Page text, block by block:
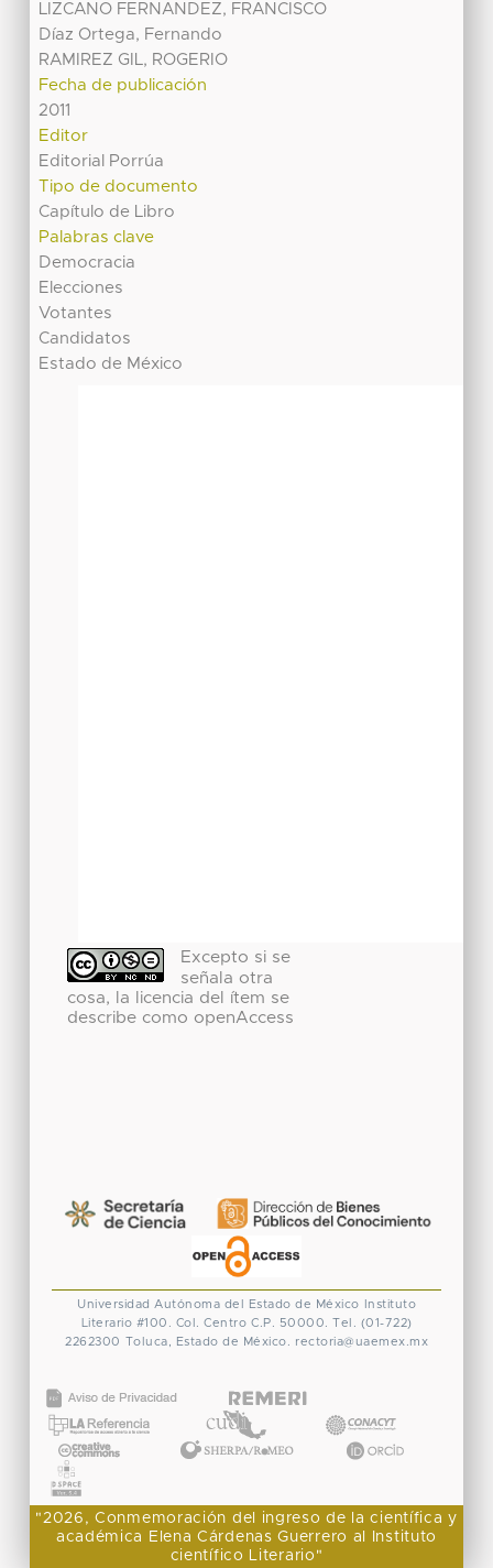
LIZCANO FERNANDEZ, FRANCISCO
Díaz Ortega, Fernando
RAMIREZ GIL, ROGERIO
Fecha de publicación
2011
Editor
Editorial Porrúa
Tipo de documento
Capítulo de Libro
Palabras clave
Democracia
Elecciones
Votantes
Candidatos
Estado de México
Excepto si se
señala otra
cosa, la licencia del ítem se
describe como openAccess
Universidad Autónoma del Estado de México
Instituto
Literario #100. Col. Centro C.P. 50000. Tel. (01-722)
2262300 Toluca, Estado de México. rectoria@uaemex.mx
"2026, Conmemoración del ingreso de la científica y
académica Elena Cárdenas Guerrero al Instituto
científico Literario"